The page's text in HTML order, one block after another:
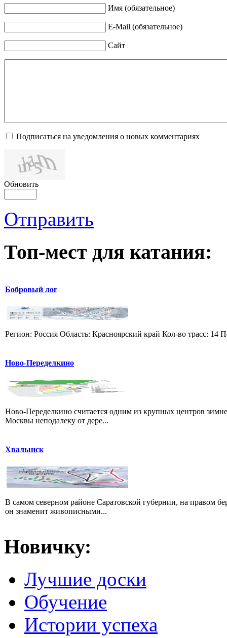
Имя (обязательное)
E-Mail (обязательное)
Сайт
Подписаться на уведомления о новых комментариях
Обновить
Отправить
Топ-мест для катания:
Бобровый лог
Регион: Россия Область: Красноярский край Кол-во трасс:
Ново-Переделкино
Ново-Переделкино считается одним из крупных центров
Москвы неподалеку от дере...
Хвалынск
В самом северном районе Саратовской губернии, на правом
он знаменит живописными...
Новичку:
Лучшие доски
Обучение
Истории успеха